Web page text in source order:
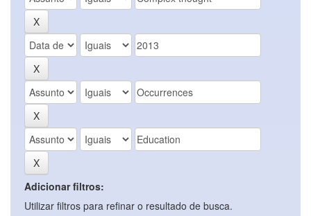
Adicionar filtros:
Utilizar filtros para refinar o resultado de busca.